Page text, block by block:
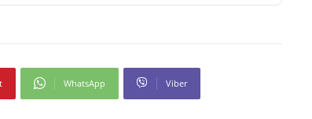
WhatsApp Viber